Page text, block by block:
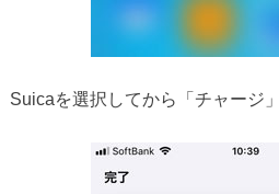
Suicaを選択してから「チャージ